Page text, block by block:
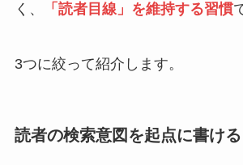
く、
「読者目線」を維持する習慣
3つに絞って紹介します。
読者の検索意図を起点に書ける